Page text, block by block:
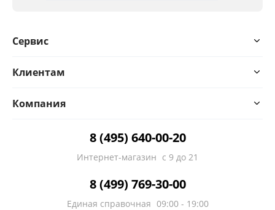
Сервис
Клиентам
Компания
8 (495) 640-00-20
Интернет-магазин с 9 до 21
8 (499) 769-30-00
Единая справочная 09:00 - 19:00